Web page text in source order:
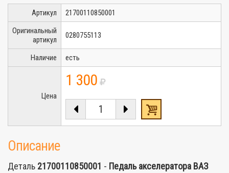
Артикул
21700110850001
Оригинальный
артикул
0280755113
Наличие есть
Цена
1 300
Описание
Деталь 21700110850001 - Педаль акселератора ВАЗ